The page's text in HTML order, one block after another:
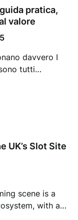
pratica,
valore
davvero I
tutti…
UK’s Slot Site
scene is a
with a…